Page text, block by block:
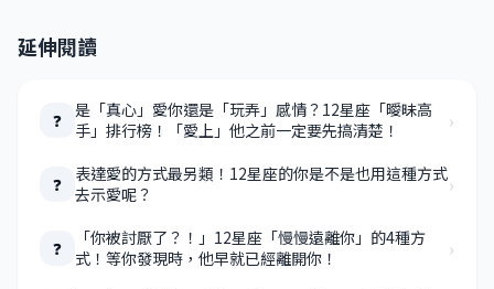
延伸閱讀
❓ 是「真心」愛你還是「玩弄」感情？12星座「曖昧高
手」排行榜！「愛上」他之前一定要先搞清楚！
›
❓
表達愛的方式最另類！12星座的你是不是也用這種方式
去示愛呢？
›
❓
「你被討厭了？！」12星座「慢慢遠離你」的4種方
式！等你發現時，他早就已經離開你！
›